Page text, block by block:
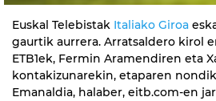
Euskal Telebistak Italiako Giroa
gaurtik aurrera. Arratsaldero kirol
ETB1ek, Fermin Aramendiren eta
kontakizunarekin, etaparen
Emanaldia, halaber, eitb.com-en